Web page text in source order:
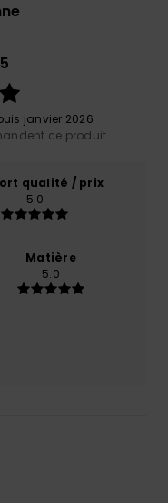
janvier 2026
ce produit
qualité / prix
5.0
Matière
5.0